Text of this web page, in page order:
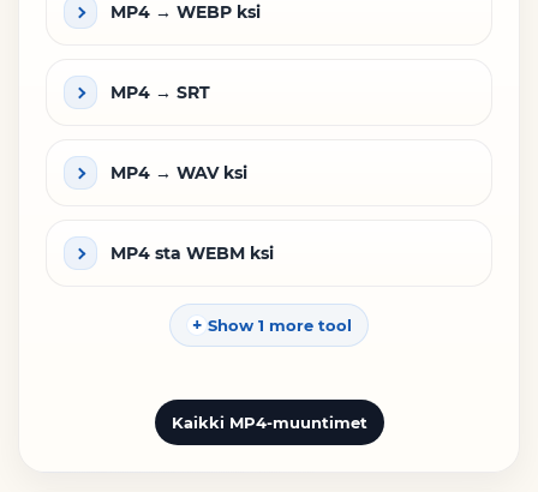
MP4 → WEBP ksi
MP4 → SRT
MP4 → WAV ksi
MP4 sta WEBM ksi
Show 1 more tool
Kaikki MP4-muuntimet